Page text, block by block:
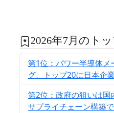
2026年7月のト
第1位：パワー半導体メ
グ、トップ20に日本企
第2位：政府の狙いは
サプライチェーン構築